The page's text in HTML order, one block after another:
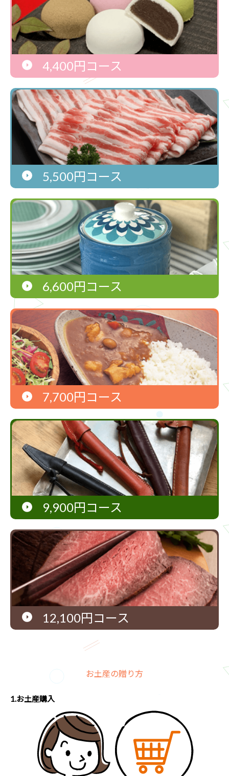
4,400円コース
5,500円コース
6,600円コース
7,700円コース
9,900円コース
12,100円コース
お土産の贈り方
2.メール・SNS送信